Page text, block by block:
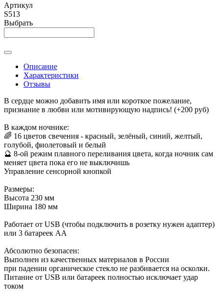
Артикул
S513
Выбрать
Описание
Характеристики
Отзывы
В сердце можно добавить имя или короткое пожелание,
признание в любви или мотивирующую надпись! (+200 руб)
В каждом ночнике:
🌈 16 цветов свечения - красный, зелёный, синий, желтый,
голубой, фиолетовый и белый
🔮 8-ой режим плавного переливания цвета, когда ночник сам
меняет цвета пока его не выключишь
Управление сенсорной кнопкой
Размеры:
Высота 230 мм
Ширина 180 мм
Работает от USB (чтобы подключить в розетку нужен адаптер)
или 3 батареек АА
Абсолютно безопасен:
Выполнен из качественных материалов в России
при падении органическое стекло не разбивается на осколки.
Питание от USB или батареек полностью исключает удар
током